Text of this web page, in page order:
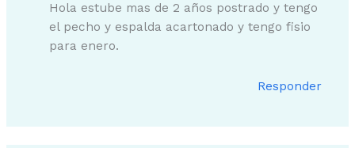
Hola estube mas de 2 años postrado y tengo
el pecho y espalda acartonado y tengo fisio
para enero.
Responder